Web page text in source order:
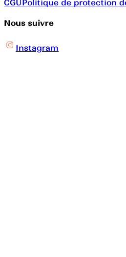
CGUPolitique de protection
Nous suivre
Instagram